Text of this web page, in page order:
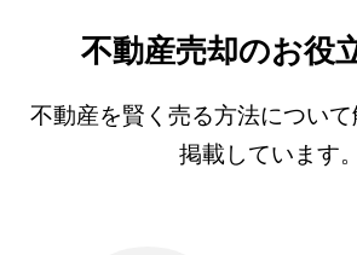
不動産売却のお役
不動産を賢く売る方法につい
掲載しています。